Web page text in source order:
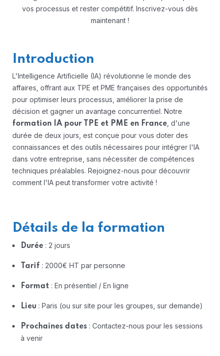
vos processus et rester compétitif. Inscrivez-vous dès
maintenant !
Introduction
L'Intelligence Artificielle (IA) révolutionne le monde des
affaires, offrant aux TPE et PME françaises des opportunités
pour optimiser leurs processus, améliorer la prise de
décision et gagner un avantage concurrentiel. Notre
formation IA pour TPE et PME en France , d'une
durée de deux jours, est conçue pour vous doter des
connaissances et des outils nécessaires pour intégrer l'IA
dans votre entreprise, sans nécessiter de compétences
techniques préalables. Rejoignez-nous pour découvrir
comment l'IA peut transformer votre activité !
Détails de la formation
Durée : 2 jours
Tarif : 2000€ HT par personne
Format : En présentiel / En ligne
Lieu : Paris (ou sur site pour les groupes, sur demande)
Prochaines dates : Contactez-nous pour les sessions
à venir